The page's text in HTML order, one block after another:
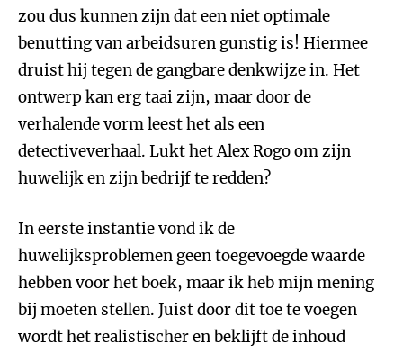
zou dus kunnen zijn dat een niet optimale
benutting van arbeidsuren gunstig is! Hiermee
druist hij tegen de gangbare denkwijze in. Het
ontwerp kan erg taai zijn, maar door de
verhalende vorm leest het als een
detectiveverhaal. Lukt het Alex Rogo om zijn
huwelijk en zijn bedrijf te redden?
In eerste instantie vond ik de
huwelijksproblemen geen toegevoegde waarde
hebben voor het boek, maar ik heb mijn mening
bij moeten stellen. Juist door dit toe te voegen
wordt het realistischer en beklijft de inhoud